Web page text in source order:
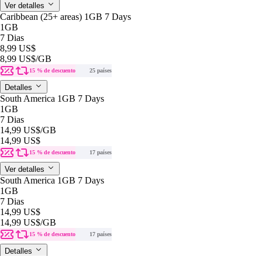
Ver detalles
Caribbean (25+ areas) 1GB 7 Days
1GB
7 Dias
8,99 US$
8,99 US$/GB
15 % de descuento 25 países
Detalles
South America 1GB 7 Days
1GB
7 Dias
14,99 US$/GB
14,99 US$
15 % de descuento 17 países
Ver detalles
South America 1GB 7 Days
1GB
7 Dias
14,99 US$
14,99 US$/GB
15 % de descuento 17 países
Detalles